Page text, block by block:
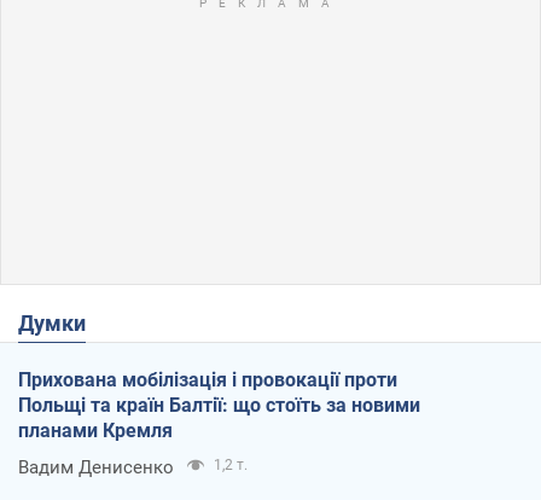
Думки
Прихована мобілізація і провокації проти
Польщі та країн Балтії: що стоїть за новими
планами Кремля
Вадим Денисенко 1,2 т.